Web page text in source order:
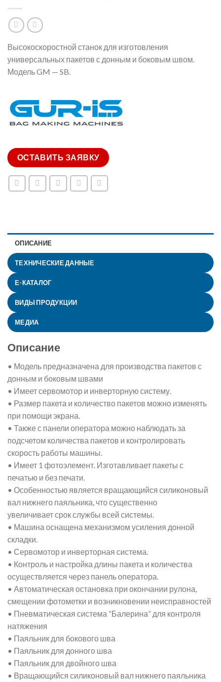
Высокоскоростной станок для изготовления
универсальных пакетов с донным и боковым швом.
Модель GM — SB.
ОСТАВИТЬ ЗАЯВКУ
ОПИСАНИЕ
ТЕХНИЧЕСКИЕ ДАННЫЕ
Е-КАТАЛОГ
ВИДЫ ПРОДУКЦИИ
МЕДИА
Описание
• Модель предназначена для производства пакетов с
донным и боковым швами
• Имеет сервомотор и инверторную систему.
• Размер пакета и количество пакетов можно изменять
при помощи экрана.
• Также с панели оператора можно наблюдать за
подсчетом количества пакетов и контролировать
скорость работы машины.
• Имеет 1 фотоэлемент. Изготавливает пакеты с
печатью и без печати.
• Особенностью является вращающийся силиконовый
вал нижнего паяльника, что существенно
увеличивает срок службы всей системы.
• Машина оснащена механизмом усиления донной
складки.
• Сервомотор и инверторная система.
• Контроль и настройка длины пакета и количества
осуществляется через панель оператора.
• Автоматическая остановка при окончании рулона,
смещении фотометки и возникновении неисправностей
• Пневматическая система “Балерина” для контроля
натяжения
• Паяльник для бокового шва
• Паяльник для донного шва
• Паяльник для двойного шва
• Вращающийся силиконовый вал нижнего паяльника